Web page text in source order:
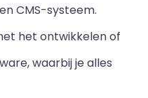
CMS-systeem.
het ontwikkelen of
waarbij je alles